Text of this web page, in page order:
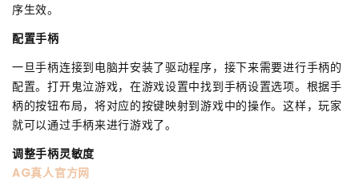
序生效。
配置手柄
一旦手柄连接到电脑并安装了驱动程序，接下来需要进行手柄的
配置。打开鬼泣游戏，在游戏设置中找到手柄设置选项。根据手
柄的按钮布局，将对应的按键映射到游戏中的操作。这样，玩家
就可以通过手柄来进行游戏了。
调整手柄灵敏度
AG真人官方网